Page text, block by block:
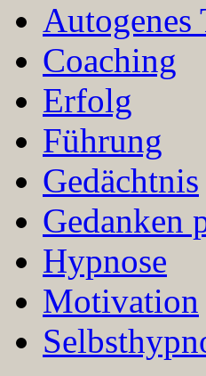
Autogenes
Coaching
Erfolg
Führung
Gedächtnis
Gedanken
Hypnose
Motivation